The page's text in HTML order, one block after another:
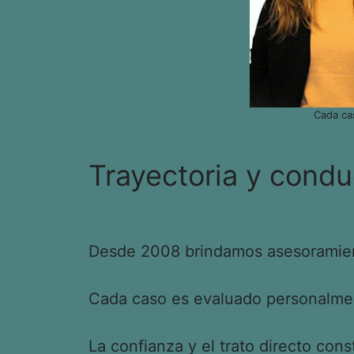
Cada
Trayectoria y
Desde 2008 brindamos
Cada caso es evaluado
La confianza y el trato directo